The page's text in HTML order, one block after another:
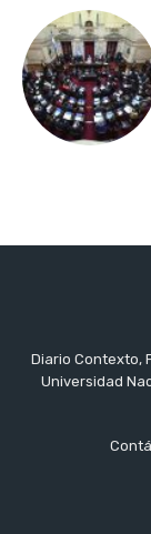
Diario Contexto,
Universidad